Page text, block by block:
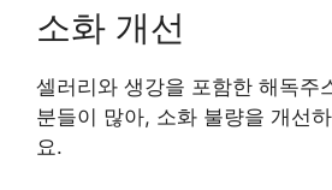
소화 개선
셀러리와 생강을 포함한 해독주
분들이 많아, 소화 불량을 개선
요.